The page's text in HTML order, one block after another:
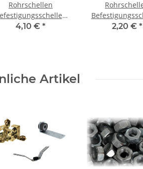
Rohrschellen
Gummieinlage DN
4,10 € *
mit
2,20 € *
Artikel